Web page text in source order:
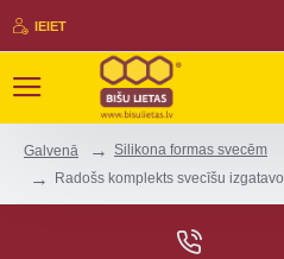
IEIET
Galvenā
Silikona formas svecēm
Radošs komplekts svecīšu